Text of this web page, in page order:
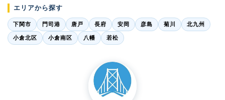
エリアから探す
下関市 門司港 唐戸 長府 安岡 彦島 菊川 北九州
小倉北区 小倉南区 八幡 若松